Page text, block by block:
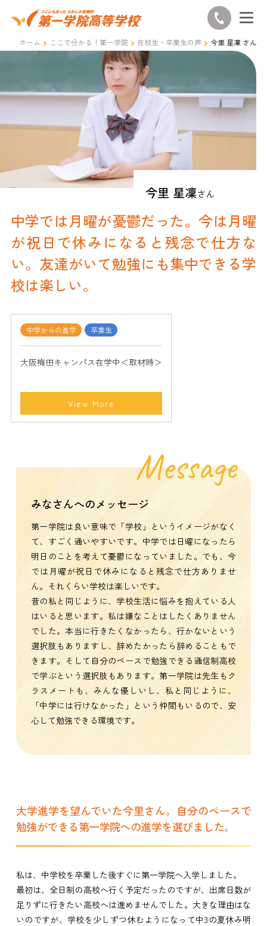
ホーム ここで分かる！第一学院 在校生・卒業生の声 今里 星凜 さん
中学では月曜が憂鬱だった。今は月曜
が祝日で休みになると残念で仕方な
い。友達がいて勉強にも集中できる学
校は楽しい。
今里 星凜さん
中学からの進学 卒業生
大阪梅田キャンパス在学中＜取材時＞
View More
Message
みなさんへのメッセージ
第一学院は良い意味で「学校」というイメージがなく
て、すごく通いやすいです。中学では日曜になったら
明日のことを考えて憂鬱になっていました。でも、今
では月曜が祝日で休みになると残念で仕方ありませ
ん。それくらい学校は楽しいです。
昔の私と同じように、学校生活に悩みを抱えている人
はいると思います。私は嫌なことはしたくありません
でした。本当に行きたくなかったら、行かないという
選択肢もありますし、辞めたかったら辞めることもで
きます。そして自分のペースで勉強できる通信制高校
で学ぶという選択肢もあります。第一学院は先生もク
ラスメートも、みんな優しいし、私と同じように、
「中学には行けなかった」という仲間もいるので、安
心して勉強できる環境です。
大学進学を望んでいた今里さん。自分のペースで
勉強ができる第一学院への進学を選びました。
私は、中学校を卒業した後すぐに第一学院へ入学しました。
最初は、全日制の高校へ行く予定だったのですが、出席日数が
足りずに行きたい高校へは進めませんでした。大きな理由はな
いのですが、学校を少しずつ休むようになって中3の夏休み明